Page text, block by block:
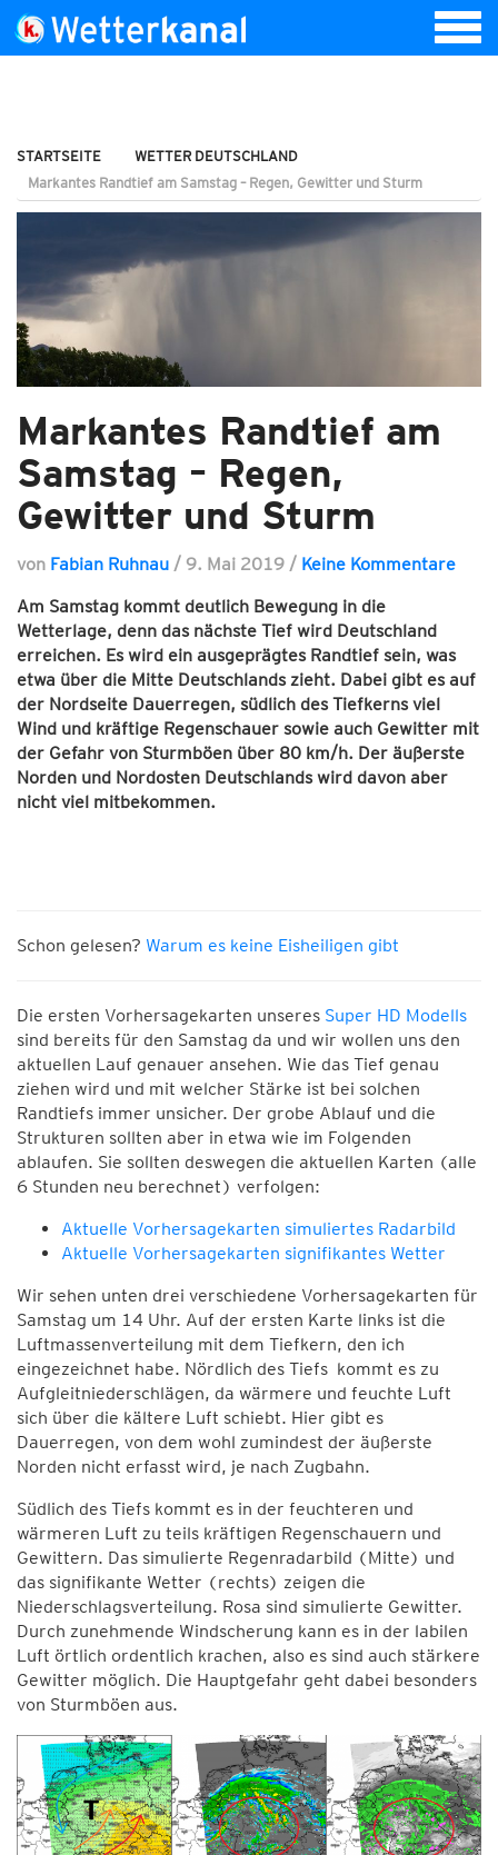
STARTSEITE
WETTER DEUTSCHLAND
Markantes Randtief am Samstag – Regen, Gewitter und Sturm
Markantes Randtief am
Samstag – Regen,
Gewitter und Sturm
von Fabian Ruhnau / 9. Mai 2019 / Keine Kommentare
Am Samstag kommt deutlich Bewegung in die
Wetterlage, denn das nächste Tief wird Deutschland
erreichen. Es wird ein ausgeprägtes Randtief sein, was
etwa über die Mitte Deutschlands zieht. Dabei gibt es auf
der Nordseite Dauerregen, südlich des Tiefkerns viel
Wind und kräftige Regenschauer sowie auch Gewitter mit
der Gefahr von Sturmböen über 80 km/h. Der äußerste
Norden und Nordosten Deutschlands wird davon aber
nicht viel mitbekommen.
Schon gelesen? Warum es keine Eisheiligen gibt
Die ersten Vorhersagekarten unseres Super HD Modells
sind bereits für den Samstag da und wir wollen uns den
aktuellen Lauf genauer ansehen. Wie das Tief genau
ziehen wird und mit welcher Stärke ist bei solchen
Randtiefs immer unsicher. Der grobe Ablauf und die
Strukturen sollten aber in etwa wie im Folgenden
ablaufen. Sie sollten deswegen die aktuellen Karten (alle
6 Stunden neu berechnet) verfolgen:
Aktuelle Vorhersagekarten simuliertes Radarbild
Aktuelle Vorhersagekarten signifikantes Wetter
Wir sehen unten drei verschiedene Vorhersagekarten für
Samstag um 14 Uhr. Auf der ersten Karte links ist die
Luftmassenverteilung mit dem Tiefkern, den ich
eingezeichnet habe. Nördlich des Tiefs kommt es zu
Aufgleitniederschlägen, da wärmere und feuchte Luft
sich über die kältere Luft schiebt. Hier gibt es
Dauerregen, von dem wohl zumindest der äußerste
Norden nicht erfasst wird, je nach Zugbahn.
Südlich des Tiefs kommt es in der feuchteren und
wärmeren Luft zu teils kräftigen Regenschauern und
Gewittern. Das simulierte Regenradarbild (Mitte) und
das signifikante Wetter (rechts) zeigen die
Niederschlagsverteilung. Rosa sind simulierte Gewitter.
Durch zunehmende Windscherung kann es in der labilen
Luft örtlich ordentlich krachen, also es sind auch stärkere
Gewitter möglich. Die Hauptgefahr geht dabei besonders
von Sturmböen aus.